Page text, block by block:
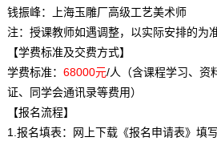
钱振峰：上海玉雕厂高级工艺美术师
注：授课教师如遇调整，以实际安排的为准
【学费标准及交费方式】
学费标准： 68000元/人（含课程学习、资
证、同学会通讯录等费用）
【报名流程】
1.报名填表：网上下载《报名申请表》填